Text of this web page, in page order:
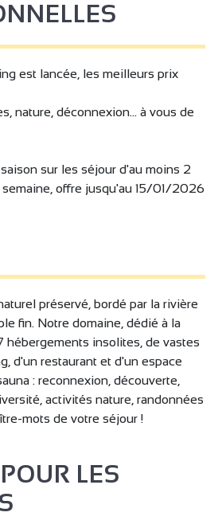
est lancée, les meilleurs prix
nature, déconnexion... à vous de
saison sur les séjour d'au moins 2
offre jusqu'au 15/01/2026
préservé, bordé par la rivière
fin. Notre domaine, dédié à la
hébergements insolites, de vastes
d'un restaurant et d'un espace
: reconnexion, découverte,
activités nature, randonnées
mots de votre séjour !
LES